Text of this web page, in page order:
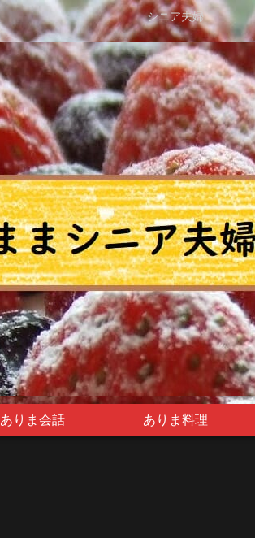
シニア夫婦
ありま会話 ありま料理